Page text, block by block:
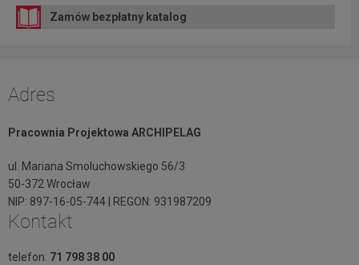
Zamów bezpłatny katalog
Adres
Pracownia Projektowa ARCHIPELAG
ul. Mariana Smoluchowskiego 56/3
50-372 Wrocław
NIP: 897-16-05-744 | REGON: 931987209
Kontakt
telefon: 71 798 38 00